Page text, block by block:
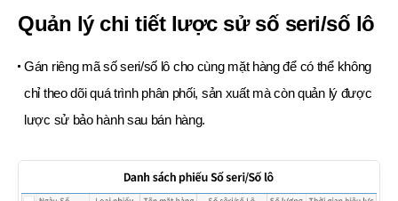
Quản lý chi tiết lược sử số seri/số lô
Gán riêng mã số seri/số lô cho cùng mặt hàng để có thể không
chỉtheo dõi quá trình phân phối, sản xuất mà còn quản lý được
lược sửbảo hành sau bán hàng.